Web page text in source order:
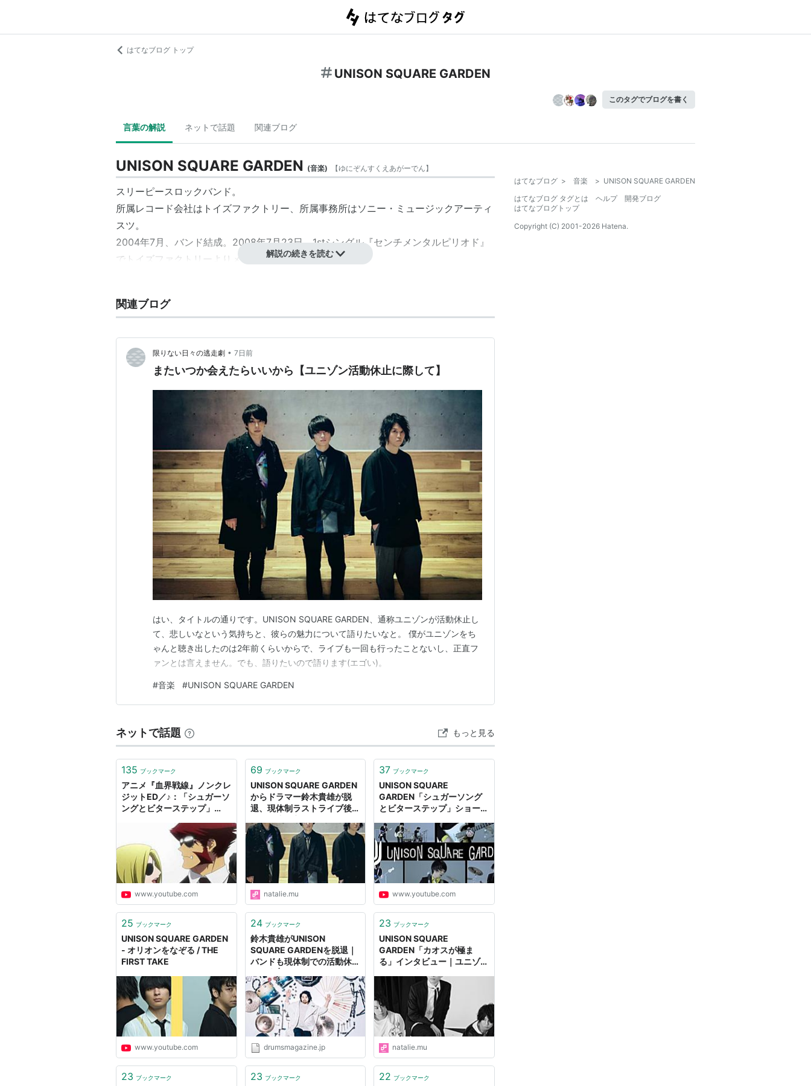
はてなブログ トップ
UNISON SQUARE GARDEN
このタグでブログを書く
言葉の解説 ネットで話題 関連ブログ
UNISON SQUARE GARDEN (音楽) 【ゆにぞんすくえあがーでん】
スリーピースロックバンド。
所属レコード会社はトイズファクトリー、所属事務所はソニー・ミュージックアーティ
スツ。
2004年7月、バンド結成。2008年7月23日、1stシングル『センチメンタルピリオド』
でトイズファクトリーよりメジャーデビュー。
Vocal&Guitar：斎藤宏介（1985年6月24日生）
ディスコグラフィ
（2008年7月23日発売）
マスターボリューム（2009年1月28日発売）
cody beats（2010年2月10日発売）
スカースデイル（2010年11月24日発売）
オリオンをなぞる（2011年5月11日発売）
流星のスコール（2012年7月25日発売）
リニアブルーを聴きながら
（2012年9月19日発売）
桜のあと (all quartets lead to the?) （2013年11月6日発売）
harmonized finale（2014年2月5日発売）
シュガーソングとビターステップ（2015年5月20日発売）
10% roll, 10% romance（2017年8月9日発売）
Invisible Sensation（2017年11月8日発売）
fake town baby（2017年11月15日発売）
オリジナルアルバム
UNISON SQUARE GARDEN （2009年4月15日発売）
JET CO.（2010年4月7日発売）
CIDER ROAD（2013年2月6日発売）
Catcher In The Spy （2014年8月27日発売）
Dr.Izzy（2016年7月6日発売）
ミニアルバム
新世界ノート （2006年8月1日発売）
流星前夜（2008年1月16日発売）
解説の続きを読む
関連ブログ
限りない日々の逃走劇 • 7日前
またいつか会えたらいいから【ユニゾン活動休止に際して】
はい、タイトルの通りです。UNISON SQUARE GARDEN、通称ユニゾンが活動休止し
て、悲しいなという気持ちと、彼らの魅力について語りたいなと。 僕がユニゾンをち
ゃんと聴き出したのは2年前くらいからで、ライブも一回も行ったことないし、正直フ
ァンとは言えません。でも、語りたいので語ります(エゴい)。
#音楽 #UNISON SQUARE GARDEN
ネットで話題 もっと見る
135 ブックマーク
アニメ『血界戦線』ノンクレ
ジットED／♪：「シュガーソ
ングとビターステップ」
www.youtube.com
69 ブックマーク
UNISON SQUARE GARDEN
からドラマー鈴木貴雄が脱
退、現体制ラストライブ後は
natalie.mu
37 ブックマーク
UNISON SQUARE
GARDEN「シュガーソング
とビターステップ」ショート
www.youtube.com
25 ブックマーク
UNISON SQUARE GARDEN
- オリオンをなぞる / THE
FIRST TAKE
www.youtube.com
24 ブックマーク
鈴木貴雄がUNISON
SQUARE GARDENを脱退｜
バンドも現体制での活動休止
drumsmagazine.jp
23 ブックマーク
UNISON SQUARE
GARDEN「カオスが極ま
る」インタビュー｜ユニゾン
「ブルーロック」主題歌で表
現した新たなサウンドアプロ
ーチ - 音楽ナタリー 特集・
インタビュー
natalie.mu
23 ブックマーク 23 ブックマーク 22 ブックマーク
はてなブログ > 音楽 > UNISON SQUARE GARDEN
はてなブログ タグとは
ヘルプ
開発ブログ
はてなブログトップ
Copyright (C) 2001-2026 Hatena.